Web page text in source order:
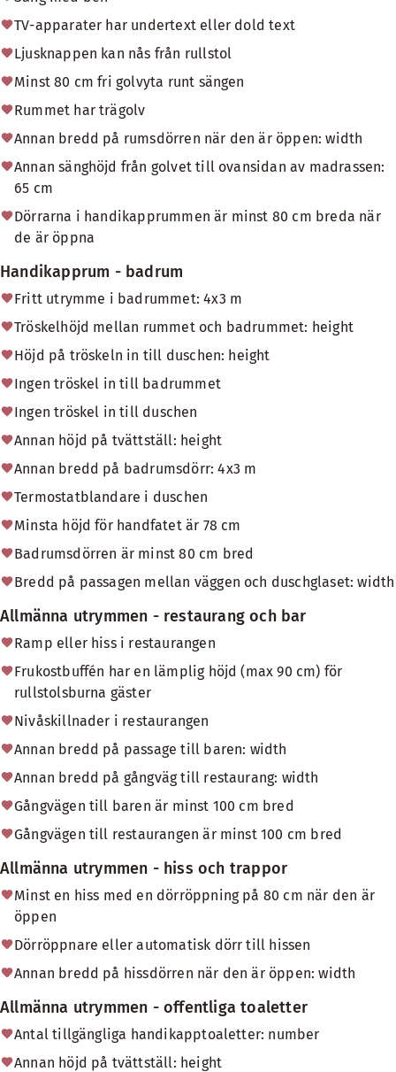
TV-apparater har undertext eller dold text
Ljusknappen kan nås från rullstol
Minst 80 cm fri golvyta runt sängen
Rummet har trägolv
Annan bredd på rumsdörren när den är öppen: width
Annan sänghöjd från golvet till ovansidan av madrassen:
65 cm
Dörrarna i handikapprummen är minst 80 cm breda när
de är öppna
Handikapprum - badrum
Fritt utrymme i badrummet: 4x3 m
Tröskelhöjd mellan rummet och badrummet: height
Höjd på tröskeln in till duschen: height
Ingen tröskel in till badrummet
Ingen tröskel in till duschen
Annan höjd på tvättställ: height
Annan bredd på badrumsdörr: 4x3 m
Termostatblandare i duschen
Minsta höjd för handfatet är 78 cm
Badrumsdörren är minst 80 cm bred
Bredd på passagen mellan väggen och duschglaset: width
Allmänna utrymmen - restaurang och bar
Ramp eller hiss i restaurangen
Frukostbuffén har en lämplig höjd (max 90 cm) för
rullstolsburna gäster
Nivåskillnader i restaurangen
Annan bredd på passage till baren: width
Annan bredd på gångväg till restaurang: width
Gångvägen till baren är minst 100 cm bred
Gångvägen till restaurangen är minst 100 cm bred
Allmänna utrymmen - hiss och trappor
Minst en hiss med en dörröppning på 80 cm när den är
öppen
Dörröppnare eller automatisk dörr till hissen
Annan bredd på hissdörren när den är öppen: width
Allmänna utrymmen - offentliga toaletter
Antal tillgängliga handikapptoaletter: number
Annan höjd på tvättställ: height